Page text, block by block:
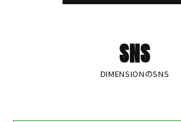
SNS
DIMENSIONのSNS